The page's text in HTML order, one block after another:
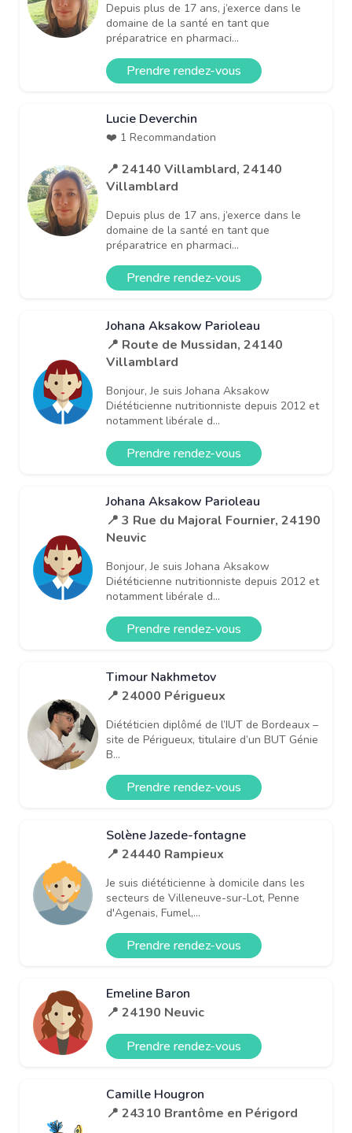
Depuis plus de 17 ans, j’exerce dans le
domaine de la santé en tant que
préparatrice en pharmaci...
Prendre rendez-vous
Lucie Deverchin
❤️ 1 Recommandation
📍 24140 Villamblard, 24140
Villamblard
Depuis plus de 17 ans, j’exerce dans le
domaine de la santé en tant que
préparatrice en pharmaci...
Prendre rendez-vous
Johana Aksakow Parioleau
📍 Route de Mussidan, 24140
Villamblard
Bonjour, Je suis Johana Aksakow
Diététicienne nutritionniste depuis 2012 et
notamment libérale d...
Prendre rendez-vous
Johana Aksakow Parioleau
📍 3 Rue du Majoral Fournier, 24190
Neuvic
Bonjour, Je suis Johana Aksakow
Diététicienne nutritionniste depuis 2012 et
notamment libérale d...
Prendre rendez-vous
Timour Nakhmetov
📍 24000 Périgueux
Diététicien diplômé de l’IUT de Bordeaux –
site de Périgueux, titulaire d’un BUT Génie
B...
Prendre rendez-vous
Solène Jazede-fontagne
📍 24440 Rampieux
Je suis diététicienne à domicile dans les
secteurs de Villeneuve-sur-Lot, Penne
d'Agenais, Fumel,...
Prendre rendez-vous
Emeline Baron
📍 24190 Neuvic
Prendre rendez-vous
Camille Hougron
📍 24310 Brantôme en Périgord